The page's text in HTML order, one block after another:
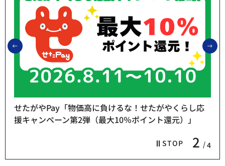
前のスライドを表示
STOP 2 4
せたがやPay「物価高に負けるな！せたがやくらし応
援キャンペーン第2弾（最大10％ポイント還元）」